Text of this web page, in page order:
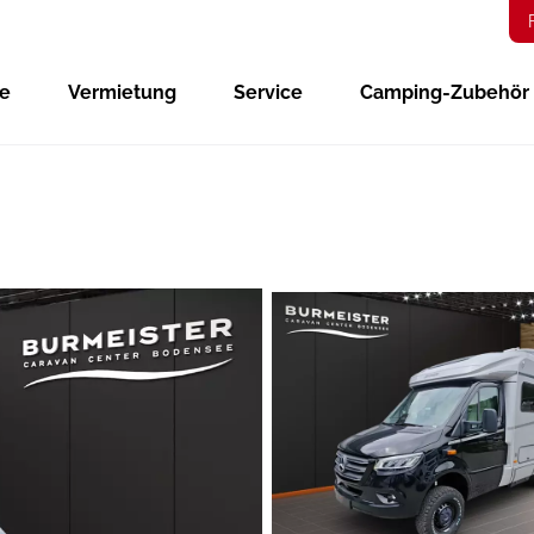
Vermietung Service Camping-Zubehör